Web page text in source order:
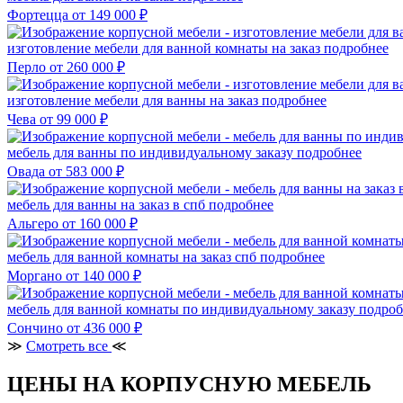
Фортецца от 149 000 ₽
изготовление мебели для ванной комнаты на заказ подробнее
Перло от 260 000 ₽
изготовление мебели для ванны на заказ подробнее
Чева от 99 000 ₽
мебель для ванны по индивидуальному заказу подробнее
Овада от 583 000 ₽
мебель для ванны на заказ в спб подробнее
Альгеро от 160 000 ₽
мебель для ванной комнаты на заказ спб подробнее
Моргано от 140 000 ₽
мебель для ванной комнаты по индивидуальному заказу
Сончино от 436 000 ₽
≫ Смотреть все ≪
ЦЕНЫ НА КОРПУСНУЮ МЕБЕЛЬ